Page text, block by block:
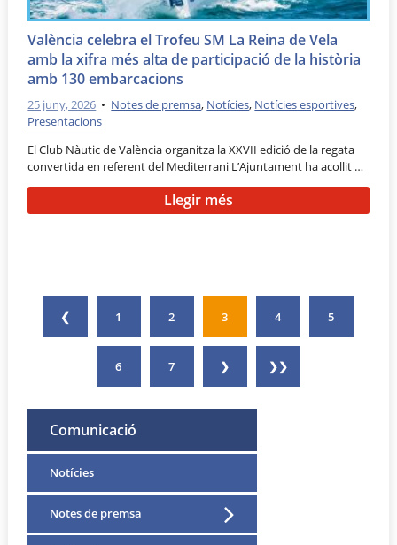
València celebra el Trofeu SM La Reina de Vela
amb la xifra més alta de participació de la història
amb 130 embarcacions
25 juny, 2026 • Notes de premsa, Notícies, Notícies esportives,
Presentacions
El Club Nàutic de València organitza la XXVII edició de la regata
convertida en referent del Mediterrani L’Ajuntament ha acollit …
Llegir més
❮ 1 2 3 4 5
6 7 ❯ ❯❯
Comunicació
Notícies
Notes de premsa